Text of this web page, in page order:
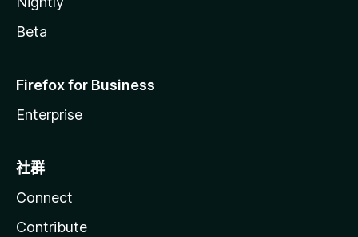
Beta
Firefox for Business
Enterprise
社群
Connect
Contribute